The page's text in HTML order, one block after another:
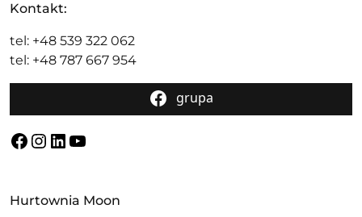
Kontakt:
tel: +48 539 322 062
tel: +48 787 667 954
grupa
Facebook
Instagram
LinkedIn
YouTube
Hurtownia Moon